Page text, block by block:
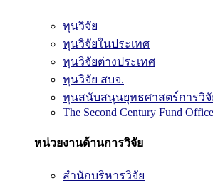
ทุนวิจัย
ทุนวิจัยในประเทศ
ทุนวิจัยต่างประเทศ
ทุนวิจัย สบจ.
ทุนสนับสนุนยุทธศาสตร์การวิจั
The Second Century Fund
หน่วยงานด้านการวิจัย
สำนักบริหารวิจัย